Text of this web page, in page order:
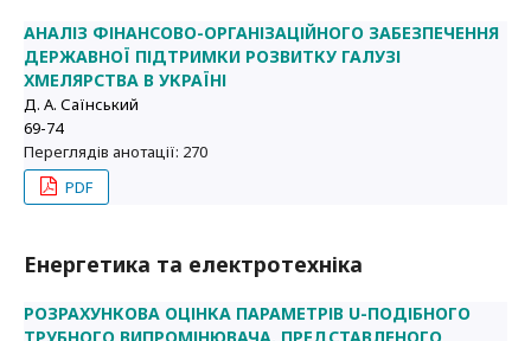
АНАЛІЗ ФІНАНСОВО-ОРГАНІЗАЦІЙНОГО ЗАБЕЗПЕЧЕННЯ
ДЕРЖАВНОЇ ПІДТРИМКИ РОЗВИТКУ ГАЛУЗІ
ХМЕЛЯРСТВА В УКРАЇНІ
Д. А. Саїнський
69-74
Переглядів анотації: 270
PDF
Енергетика та електротехніка
РОЗРАХУНКОВА ОЦІНКА ПАРАМЕТРІВ U-ПОДІБНОГО